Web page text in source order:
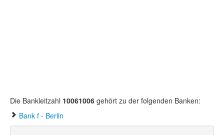
Die Bankleitzahl 10061006 gehört zu der folgenden Banken:
Bank f - Berlin